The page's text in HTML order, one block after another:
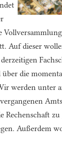
Auf dieser
die
werden unter
Rechenschaft
Außerdem